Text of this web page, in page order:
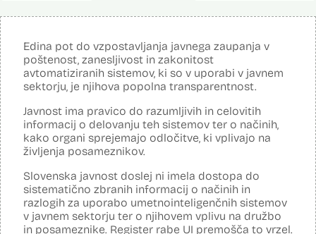
Edina pot do vzpostavljanja javnega zaupanja v
poštenost, zanesljivost in zakonitost
avtomatiziranih sistemov, ki so v uporabi v javnem
sektorju, je njihova popolna transparentnost.
Javnost ima pravico do razumljivih in celovitih
informacij o delovanju teh sistemov ter o načinih,
kako organi sprejemajo odločitve, ki vplivajo na
življenja posameznikov.
Slovenska javnost doslej ni imela dostopa do
sistematično zbranih informacij o načinih in
razlogih za uporabo umetnointeligenčnih sistemov
v javnem sektorju ter o njihovem vplivu na družbo
in posameznike. Register rabe UI premošča to vrzel.